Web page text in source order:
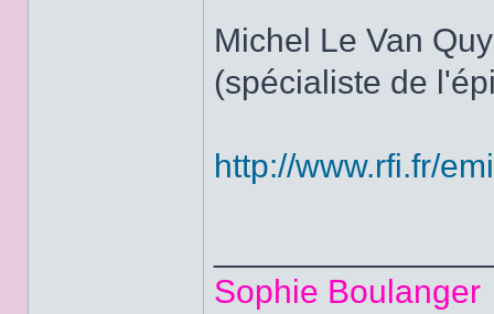
Michel Le Van
(spécialiste de
http://www.rfi.fr/
Sophie Boulanger